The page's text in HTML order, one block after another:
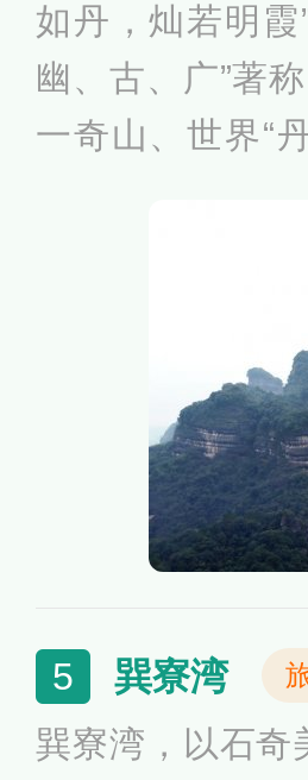
如丹，灿若明
幽、古、广”著
一奇山、世界“
丰富、景色最
三层，各具特
元山、翔龙湖—
5 巽寮湾
巽寮湾，以石奇